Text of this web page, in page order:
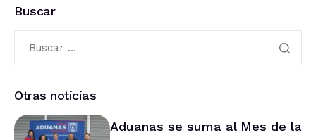
Buscar
Otras noticias
Aduanas se suma al Mes de la